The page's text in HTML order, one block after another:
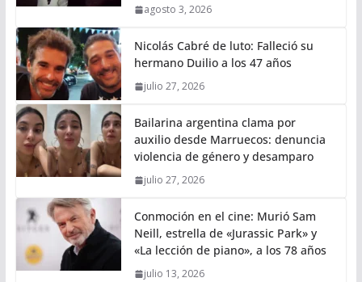
agosto 3, 2026
Nicolás Cabré de luto: Falleció su
hermano Duilio a los 47 años
julio 27, 2026
Bailarina argentina clama por
auxilio desde Marruecos: denuncia
violencia de género y desamparo
julio 27, 2026
Conmoción en el cine: Murió Sam
Neill, estrella de «Jurassic Park» y
«La lección de piano», a los 78 años
julio 13, 2026